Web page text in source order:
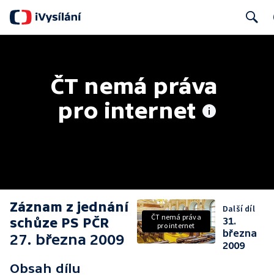
ČT nemá práva
pro internet
Záznam z jednání
schůze PS PČR
27. března 2009
Obsah dílu
ČT nemá práva
pro internet
Další díl
31.
března
2009